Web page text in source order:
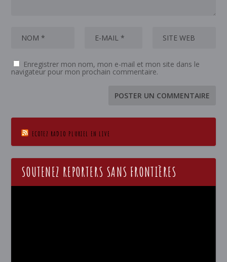
Enregistrer mon nom, mon e-mail et mon site dans le
navigateur pour mon prochain commentaire.
ECOTEZ RADIO PLURIEL EN LIVE
SOUTENEZ REPORTERS SANS FRONTIÈRES